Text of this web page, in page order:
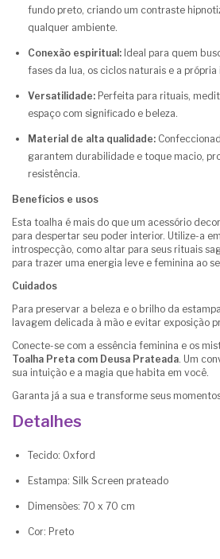
fundo preto, criando um contraste
qualquer ambiente.
Conexão espiritual: Ideal para quem
fases da lua, os ciclos naturais e a própria
Versatilidade: Perfeita para rituais,
espaço com significado e beleza.
Material de alta qualidade:
garantem durabilidade e toque macio,
resistência.
Benefícios e usos
Esta toalha é mais do que um acessório
para despertar seu poder interior. Utilize-a
introspecção, como altar para seus rituais
para trazer uma energia leve e feminina ao
Cuidados
Para preservar a beleza e o brilho da
lavagem delicada à mão e evitar exposição
Conecte-se com a essência feminina e os
Toalha Preta com Deusa Prateada. Um
sua intuição e a magia que habita em você.
Garanta já a sua e transforme seus
Detalhes
Tecido: Oxford
Estampa: Silk Screen prateado
Dimensões: 70 x 70 cm
Cor: Preto